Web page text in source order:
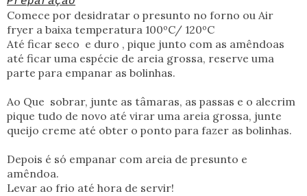
Comece por desidratar o presunto no forno ou Air
fryer a baixa temperatura 100ºC/ 120ºC
Até ficar seco e duro , pique junto com as amêndoas
até ficar uma espécie de areia grossa, reserve uma
parte para empanar as bolinhas.
Ao Que sobrar, junte as tâmaras, as passas e o alecrim
pique tudo de novo até virar uma areia grossa, junte
queijo creme até obter o ponto para fazer as bolinhas.
Depois é só empanar com areia de presunto e
amêndoa.
Levar ao frio até hora de servir!